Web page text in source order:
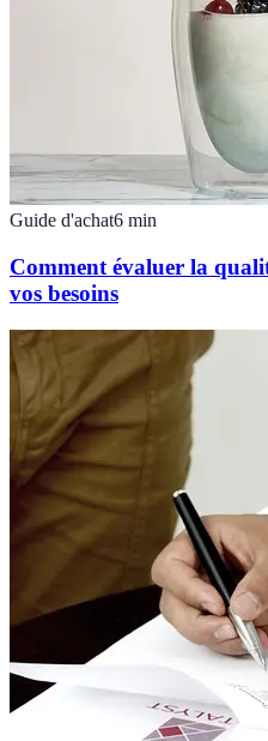
Guide d'achat6 min
Comment évaluer la
vos besoins